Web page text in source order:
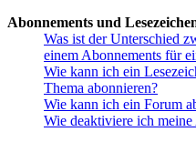
Abonnements und
Was ist der Unterschied
einem Abonnements für
Wie kann ich ein
Thema abonnieren?
Wie kann ich ein Forum
Wie deaktiviere ich meine